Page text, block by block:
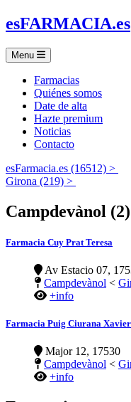
esFARMACIA.es
Menu
Farmacias
Quiénes somos
Date de alta
Hazte premium
Noticias
Contacto
esFarmacia.es (16512) >
Girona (219) >
Campdevànol (2)
Farmacia Cuy Prat Teresa
Av Estacio 07,
Campdevànol <
+info
Farmacia Puig Ciurana Xavier
Major 12, 17530
Campdevànol <
+info